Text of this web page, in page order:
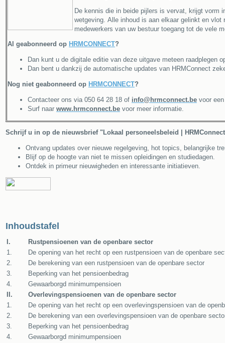
De kennis die in beide pijlers is vervat, krijgt vorm
wetgeving. Alle inhoud is aan elkaar gelinkt en
medewerkers van uw bestuur toegang tot de vele
Al geabonneerd op HRMCONNECT?
Dan kunt u de digitale editie van deze uitgave meteen raadplegen
Dan bent u dankzij de automatische updates van HRMConnect
Nog niet geabonneerd op HRMCONNECT?
Contacteer ons via 050 64 28 18 of info@hrmconnect.be voor
Surf naar www.hrmconnect.be voor meer informatie.
Schrijf u in op de nieuwsbrief "Lokaal personeelsbeleid |
Ontvang updates over nieuwe regelgeving, hot topics, belangrijke
Blijf op de hoogte van niet te missen opleidingen en studiedagen.
Ontdek in primeur nieuwigheden en interessante initiatieven.
Inhoudstafel
I.
Rustpensioenen van de openbare sector
1.
De opening van het recht op een rustpensioen van de openbare
2.
De berekening van een rustpensioen van de openbare sector
3.
Beperking van het pensioenbedrag
4.
Gewaarborgd minimumpensioen
II.
Overlevingspensioenen van de openbare sector
1.
De opening van het recht op een overlevingspensioen van de
2.
De berekening van een overlevingspensioen van de openbare
3.
Beperking van het pensioenbedrag
4.
Gewaarborgd minimumpensioen